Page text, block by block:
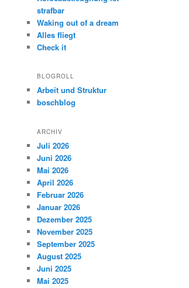
strafbar
Waking out of a dream
Alles fliegt
Check it
BLOGROLL
Arbeit und Struktur
boschblog
ARCHIV
Juli 2026
Juni 2026
Mai 2026
April 2026
Februar 2026
Januar 2026
Dezember 2025
November 2025
September 2025
August 2025
Juni 2025
Mai 2025